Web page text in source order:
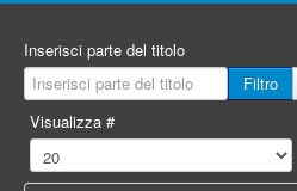
Inserisci parte del titolo
Filtro
Visualizza #